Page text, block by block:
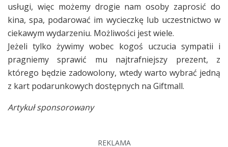
usługi, więc możemy drogie nam osoby zaprosić do
kina, spa, podarować im wycieczkę lub uczestnictwo w
ciekawym wydarzeniu. Możliwości jest wiele.
Jeżeli tylko żywimy wobec kogoś uczucia sympatii i
pragniemy sprawić mu najtrafniejszy prezent, z
którego będzie zadowolony, wtedy warto wybrać jedną
z kart podarunkowych dostępnych na Giftmall.
Artykuł sponsorowany
REKLAMA